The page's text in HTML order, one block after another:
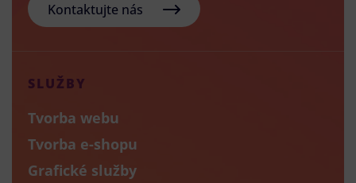
Kontaktujte nás
SLUŽBY
Tvorba webu
Tvorba e-shopu
Grafické služby